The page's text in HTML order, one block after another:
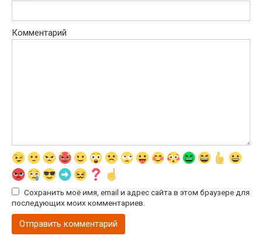
Комментарий
Сохранить моё имя, email и адрес сайта в этом браузере для
последующих моих комментариев.